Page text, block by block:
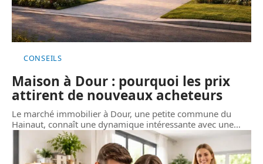
CONSEILS
Maison à Dour : pourquoi les prix
attirent de nouveaux acheteurs
Le marché immobilier à Dour, une petite commune du
Hainaut, connaît une dynamique intéressante avec une…